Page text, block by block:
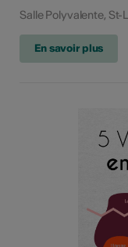
Salle Polyvalente, St-
En savoir plus